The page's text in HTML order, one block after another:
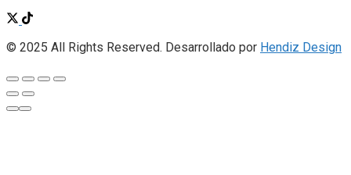
© 2025 All Rights Reserved. Desarrollado por Hendiz Design